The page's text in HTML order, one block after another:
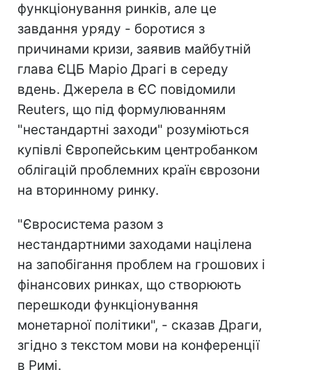
функціонування ринків, але це
завдання уряду - боротися з
причинами кризи, заявив майбутній
глава ЄЦБ Маріо Драгі в середу
вдень. Джерела в ЄС повідомили
Reuters, що під формулюванням
"нестандартні заходи" розуміються
купівлі Європейським центробанком
облігацій проблемних країн єврозони
на вторинному ринку.
"Євросистема разом з
нестандартними заходами націлена
на запобігання проблем на грошових і
фінансових ринках, що створюють
перешкоди функціонування
монетарної політики", - сказав Драги,
згідно з текстом мови на конференції
в Римі.